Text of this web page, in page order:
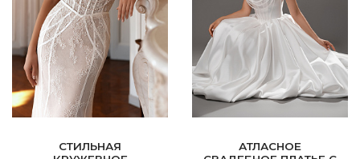
СТИЛЬНАЯ
АТЛАСНОЕ